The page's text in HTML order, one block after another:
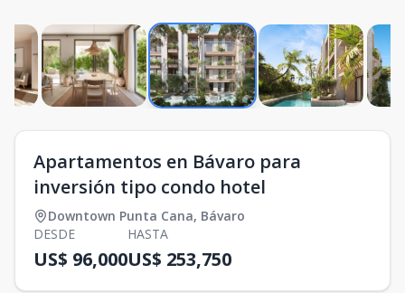
Apartamentos en Bávaro para
inversión tipo condo hotel
Downtown Punta Cana, Bávaro
DESDE
US$ 96,000
HASTA
US$ 253,750